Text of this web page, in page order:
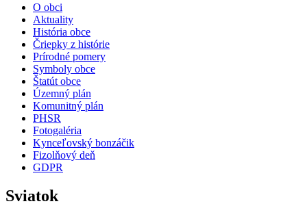
O obci
Aktuality
História obce
Čriepky z histórie
Prírodné pomery
Symboly obce
Štatút obce
Územný plán
Komunitný plán
PHSR
Fotogaléria
Kynceľovský bonzáčik
Fizolňový deň
GDPR
Sviatok